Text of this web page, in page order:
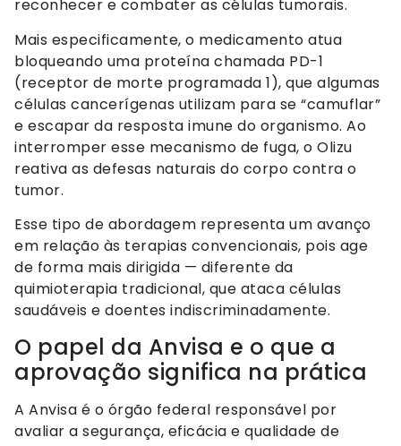
reconhecer e combater as células tumorais.
Mais especificamente, o medicamento atua
bloqueando uma proteína chamada PD-1
(receptor de morte programada 1), que algumas
células cancerígenas utilizam para se “camuflar”
e escapar da resposta imune do organismo. Ao
interromper esse mecanismo de fuga, o Olizu
reativa as defesas naturais do corpo contra o
tumor.
Esse tipo de abordagem representa um avanço
em relação às terapias convencionais, pois age
de forma mais dirigida — diferente da
quimioterapia tradicional, que ataca células
saudáveis e doentes indiscriminadamente.
O papel da Anvisa e o que a
aprovação significa na prática
A Anvisa é o órgão federal responsável por
avaliar a segurança, eficácia e qualidade de